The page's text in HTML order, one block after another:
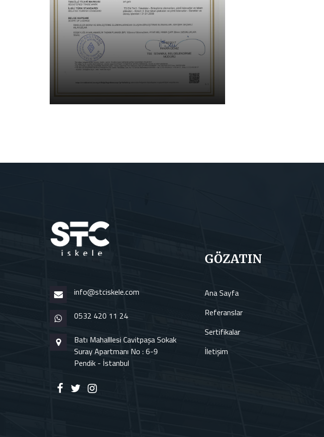
info@stciskele.com
0532 420 11 24
Batı Mahalllesi Cavitpaşa Sokak
Suray Apartmanı No : 6-9
Pendik - İstanbul
GÖZATIN
Ana Sayfa
Referanslar
Sertifikalar
İletişim